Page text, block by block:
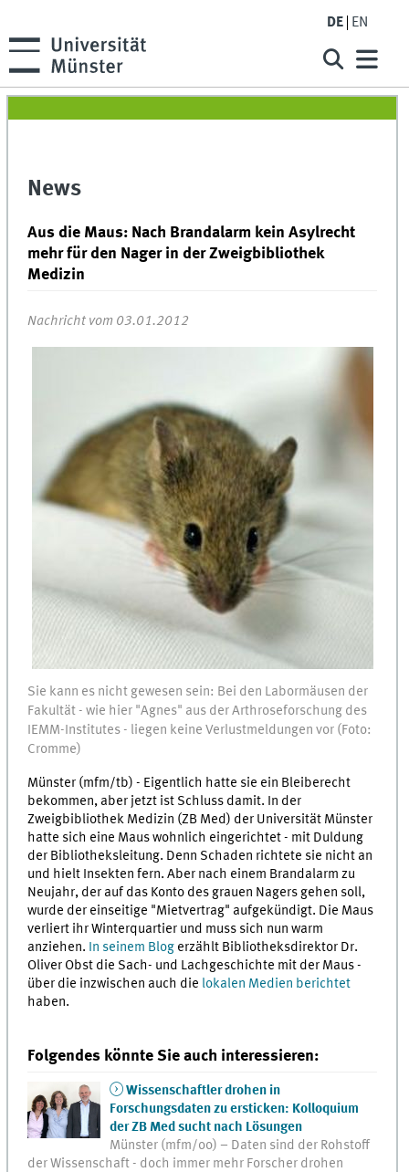
DE EN
News
Aus die Maus: Nach Brandalarm kein Asylrecht
mehr für den Nager in der Zweigbibliothek
Medizin
Nachricht vom 03.01.2012
Sie kann es nicht gewesen sein: Bei den Labormäusen der
Fakultät - wie hier "Agnes" aus der Arthroseforschung des
IEMM-Institutes - liegen keine Verlustmeldungen vor (Foto:
Cromme)
Münster (mfm/tb) - Eigentlich hatte sie ein Bleiberecht
bekommen, aber jetzt ist Schluss damit. In der
Zweigbibliothek Medizin (ZB Med) der Universität Münster
hatte sich eine Maus wohnlich eingerichtet - mit Duldung
der Bibliotheksleitung. Denn Schaden richtete sie nicht an
und hielt Insekten fern. Aber nach einem Brandalarm zu
Neujahr, der auf das Konto des grauen Nagers gehen soll,
wurde der einseitige "Mietvertrag" aufgekündigt. Die Maus
verliert ihr Winterquartier und muss sich nun warm
anziehen. In seinem Blog erzählt Bibliotheksdirektor Dr.
Oliver Obst die Sach- und Lachgeschichte mit der Maus -
über die inzwischen auch die lokalen Medien berichtet
haben.
Folgendes könnte Sie auch interessieren:
Wissenschaftler drohen in
Forschungsdaten zu ersticken: Kolloquium
der ZB Med sucht nach Lösungen
Münster (mfm/oo) – Daten sind der Rohstoff
der Wissenschaft - doch immer mehr Forscher drohen